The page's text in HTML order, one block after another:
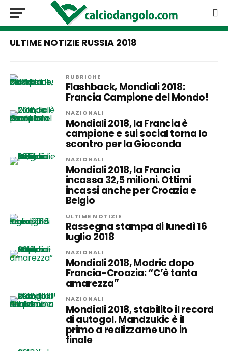
ULTIME NOTIZIE RUSSIA 2018
RUBRICHE
Flashback, Mondiali 2018:
Francia Campione del Mondo!
NAZIONALI
Mondiali 2018, la Francia è
campione e sui social torna lo
scontro per la Gioconda
NAZIONALI
Mondiali 2018, la Francia
incassa 32,5 milioni. Ottimi
incassi anche per Croazia e
Belgio
ULTIME NOTIZIE
Rassegna stampa di lunedì 16
luglio 2018
NAZIONALI
Mondiali 2018, Modric dopo
Francia-Croazia: “C’è tanta
amarezza”
NAZIONALI
Mondiali 2018, stabilito il record
di autogol. Mandzukic è il
primo a realizzarne uno in
finale